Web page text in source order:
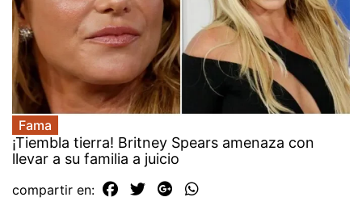
Fama
¡Tiembla tierra! Britney Spears amenaza con
llevar a su familia a juicio
compartir en: